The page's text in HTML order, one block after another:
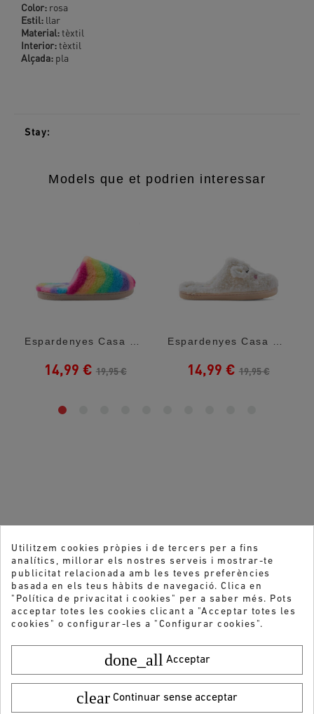
Color: rosa
Estil: llar
Material:tèxtil
Interior:tèxtil
Alçada: pla
Stay:
Models que et podrien interessar
14,99 € 19,95 € 14,99 € 19,95 €
Utilitzem cookies pròpies i de tercers per a fins
analítics, millorar els nostres serveis i mostrar-te
publicitat relacionada amb les teves preferències
basada en els teus hàbits de navegació. Clica en
"Política de privacitat i cookies" per a saber més. Pots
acceptar totes les cookies clicant a "Acceptar totes les
cookies" o configurar-les a "Configurar cookies".
done_all Acceptar
clear Continuar sense acceptar